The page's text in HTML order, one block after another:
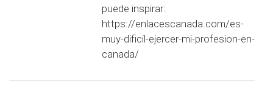
puede inspirar:
https://enlacescanada.com/es-
muy-dificil-ejercer-mi-profesion-en-
canada/